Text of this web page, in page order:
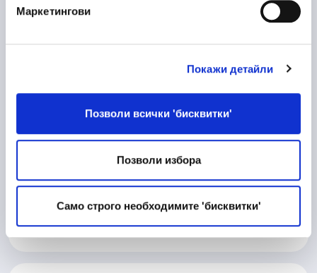
Маркетингови
Покажи детайли
Позволи всички 'бисквитки'
Позволи избора
Само строго необходимите 'бисквитки'
Процесен Инженер